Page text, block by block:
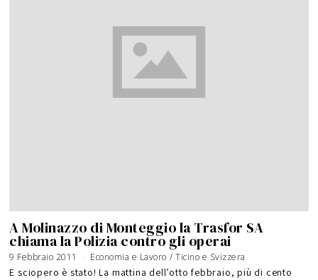
A Molinazzo di Monteggio la Trasfor SA
chiama la Polizia contro gli operai
9 Febbraio 2011 Economia e Lavoro / Ticino e Svizzera
E sciopero è stato! La mattina dell’otto febbraio, più di cento